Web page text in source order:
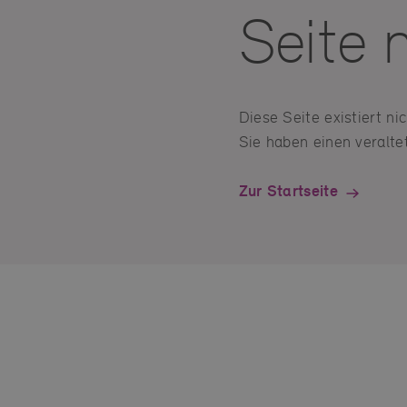
Seite
Diese Seite existiert
Sie haben einen
Zur Startseite